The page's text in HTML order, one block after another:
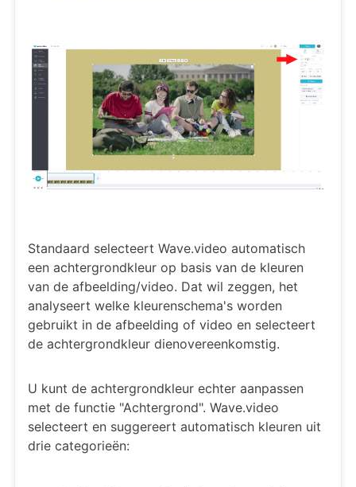
Standaard selecteert Wave.video automatisch
een achtergrondkleur op basis van de kleuren
van de afbeelding/video. Dat wil zeggen, het
analyseert welke kleurenschema's worden
gebruikt in de afbeelding of video en selecteert
de achtergrondkleur dienovereenkomstig.
U kunt de achtergrondkleur echter aanpassen
met de functie "Achtergrond". Wave.video
selecteert en suggereert automatisch kleuren uit
drie categorieën: